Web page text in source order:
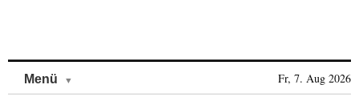
Menü Fr, 7. Aug 2026